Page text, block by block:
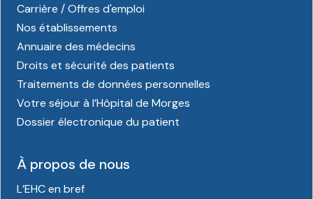
Carrière / Offres d'emploi
Nos établissements
Annuaire des médecins
Droits et sécurité des patients
Traitements de données personnelles
Votre séjour à l’Hôpital de Morges
Dossier électronique du patient
À propos de nous
L’EHC en bref